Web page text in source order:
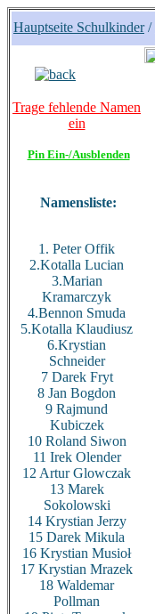
Hauptseite Schulkinder/
Trage fehlende Namen
ein
Pin Ein-/Ausblenden
Namensliste:
1. Peter Offik
2.Kotalla Lucian
3.Marian
Kramarczyk
4.Bennon Smuda
5.Kotalla Klaudiusz
6.Krystian
Schneider
7 Darek Fryt
8 Jan Bogdon
9 Rajmund
Kubiczek
10 Roland Siwon
11 Irek Olender
12 Artur Glowczak
13 Marek
Sokolowski
14 Krystian Jerzy
15 Darek Mikula
16 Krystian Musioł
17 Krystian Mrazek
18 Waldemar
Pollman